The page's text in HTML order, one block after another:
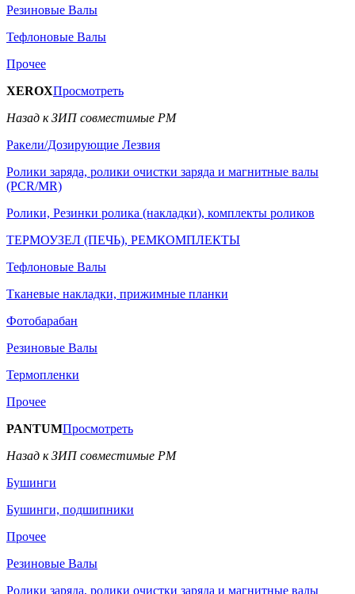
Резиновые Валы
Тефлоновые Валы
Прочее
XEROXПросмотреть
Назад к ЗИП совместимые РМ
Ракели/Дозирующие Лезвия
Ролики заряда, ролики очистки заряда и магнитные валы
(PCR/MR)
Ролики, Резинки ролика (накладки), комплекты роликов
ТЕРМОУЗЕЛ (ПЕЧЬ), РЕМКОМПЛЕКТЫ
Тефлоновые Валы
Тканевые накладки, прижимные планки
Фотобарабан
Резиновые Валы
Термопленки
Прочее
PANTUMПросмотреть
Назад к ЗИП совместимые РМ
Бушинги
Бушинги, подшипники
Прочее
Резиновые Валы
Ролики заряда, ролики очистки заряда и магнитные валы